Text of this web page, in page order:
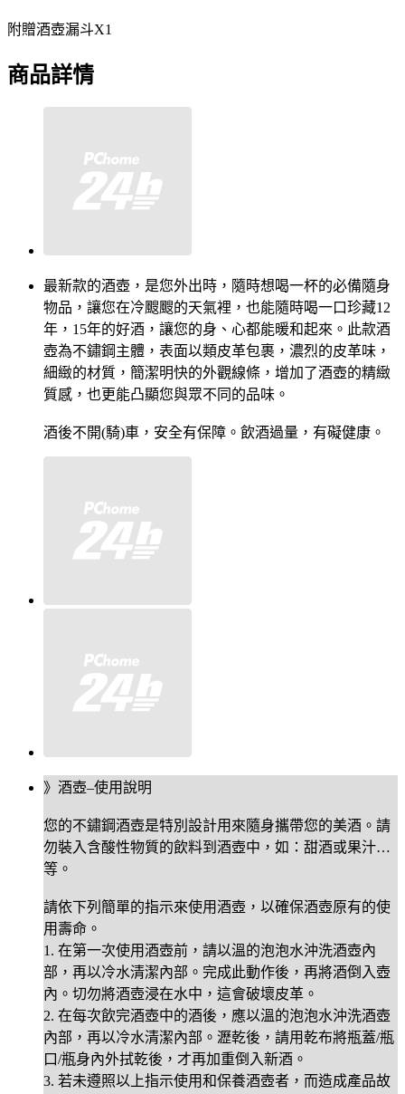
附贈酒壺漏斗X1
商品詳情
最新款的酒壺，是您外出時，隨時想喝一杯的必備隨身
物品，讓您在冷颼颼的天氣裡，也能隨時喝一口珍藏12
年，15年的好酒，讓您的身、心都能暖和起來。此款酒
壺為不鏽鋼主體，表面以類皮革包裹，濃烈的皮革味，
細緻的材質，簡潔明快的外觀線條，增加了酒壺的精緻
質感，也更能凸顯您與眾不同的品味。
酒後不開(騎)車，安全有保障。飲酒過量，有礙健康。
》酒壺–使用說明
您的不鏽鋼酒壺是特別設計用來隨身攜帶您的美酒。請
勿裝入含酸性物質的飲料到酒壺中，如：甜酒或果汁…
等。
請依下列簡單的指示來使用酒壺，以確保酒壺原有的使
用壽命。
1. 在第一次使用酒壺前，請以溫的泡泡水沖洗酒壺內
部，再以冷水清潔內部。完成此動作後，再將酒倒入壺
內。切勿將酒壺浸在水中，這會破壞皮革。
2. 在每次飲完酒壺中的酒後，應以溫的泡泡水沖洗酒壺
內部，再以冷水清潔內部。瀝乾後，請用乾布將瓶蓋/瓶
口/瓶身內外拭乾後，才再加重倒入新酒。
3. 若未遵照以上指示使用和保養酒壺者，而造成產品故